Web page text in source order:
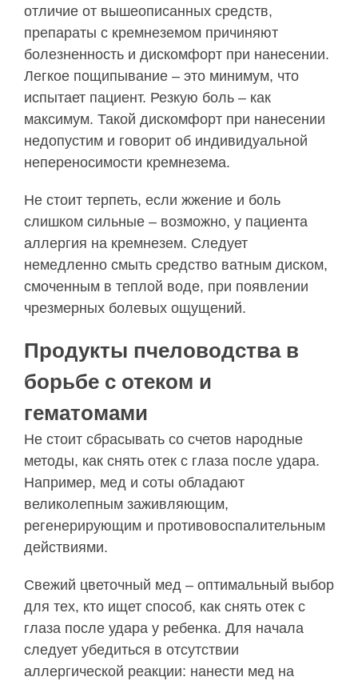
отличие от вышеописанных средств,
препараты с кремнеземом причиняют
болезненность и дискомфорт при нанесении.
Легкое пощипывание – это минимум, что
испытает пациент. Резкую боль – как
максимум. Такой дискомфорт при нанесении
недопустим и говорит об индивидуальной
непереносимости кремнезема.
Не стоит терпеть, если жжение и боль
слишком сильные – возможно, у пациента
аллергия на кремнезем. Следует
немедленно смыть средство ватным диском,
смоченным в теплой воде, при появлении
чрезмерных болевых ощущений.
Продукты пчеловодства в
борьбе с отеком и
гематомами
Не стоит сбрасывать со счетов народные
методы, как снять отек с глаза после удара.
Например, мед и соты обладают
великолепным заживляющим,
регенерирующим и противовоспалительным
действиями.
Свежий цветочный мед – оптимальный выбор
для тех, кто ищет способ, как снять отек с
глаза после удара у ребенка. Для начала
следует убедиться в отсутствии
аллергической реакции: нанести мед на